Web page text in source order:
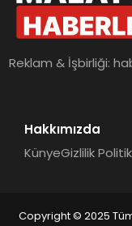
Reklam & İşbirliği:
Hakkımızda
KünyeGizlilik
Copyright © 2025 Tüm